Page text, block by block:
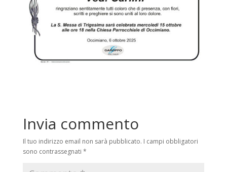
Invia commento
Il tuo indirizzo email non sarà pubblicato. I campi obbligatori
sono contrassegnati *